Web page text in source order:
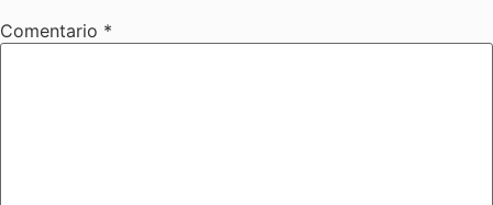
Comentario *